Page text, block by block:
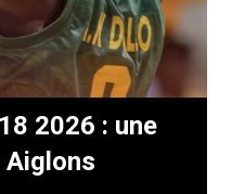
2026 : une
Aiglons